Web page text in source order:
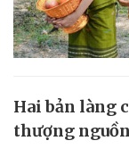
Hai bản làng
thượng